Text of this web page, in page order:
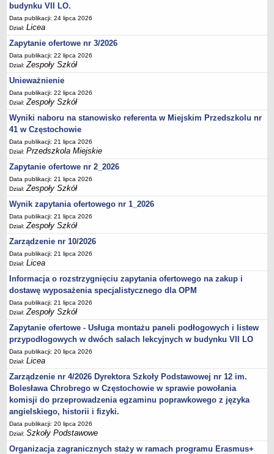
budynku VII LO.
Data publikacji: 24 lipca 2026
Dział:Licea
Zapytanie ofertowe nr 3/2026
Data publikacji: 22 lipca 2026
Dział:Zespoły Szkół
Unieważnienie
Data publikacji: 22 lipca 2026
Dział:Zespoły Szkół
Wyniki naboru na stanowisko referenta w Miejskim Przedszkolu nr
41 w Częstochowie
Data publikacji: 21 lipca 2026
Dział:Przedszkola Miejskie
Zapytanie ofertowe nr 2_2026
Data publikacji: 21 lipca 2026
Dział:Zespoły Szkół
Wynik zapytania ofertowego nr 1_2026
Data publikacji: 21 lipca 2026
Dział:Zespoły Szkół
Zarządzenie nr 10/2026
Data publikacji: 21 lipca 2026
Dział:Licea
Informacja o rozstrzygnięciu zapytania ofertowego na zakup i
dostawę wyposażenia specjalistycznego dla OPM
Data publikacji: 21 lipca 2026
Dział:Zespoły Szkół
Zapytanie ofertowe - Usługa montażu paneli podłogowych i listew
przypodłogowych w dwóch salach lekcyjnych w budynku VII LO
Data publikacji: 20 lipca 2026
Dział:Licea
Zarządzenie nr 4/2026 Dyrektora Szkoły Podstawowej nr 12 im.
Bolesława Chrobrego w Częstochowie w sprawie powołania
komisji do przeprowadzenia egzaminu poprawkowego z języka
angielskiego, historii i fizyki.
Data publikacji: 20 lipca 2026
Dział:Szkoły Podstawowe
Organizacja zagranicznych staży w ramach programu Erasmus+